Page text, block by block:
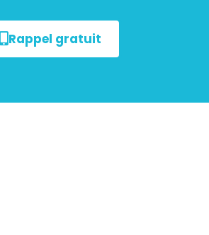
Rappel gratuit